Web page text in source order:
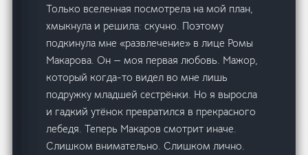
Только вселенная посмотрела на мой план,
хмыкнула и решила: скучно. Поэтому
подкинула мне «развлечение» в лице Ромы
Макарова. Он — моя первая любовь. Мажор,
который когда-то видел во мне лишь
подружку младшей сестрёнки. Но я выросла
и гадкий утёнок превратился в прекрасного
лебедя. Теперь Макаров смотрит иначе.
Слишком внимательно. Слишком лично.